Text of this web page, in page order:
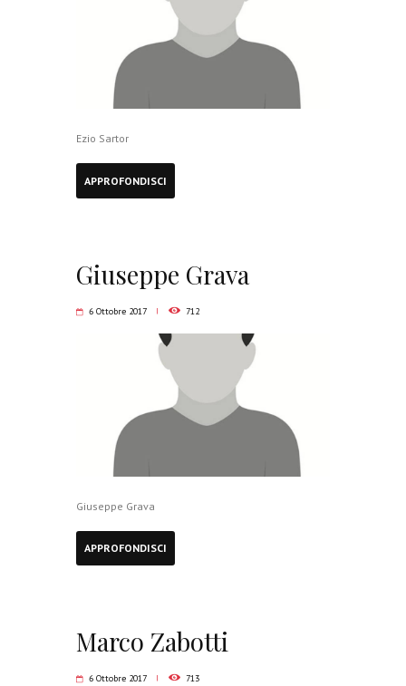
Ezio Sartor
APPROFONDISCI
Giuseppe Grava
6 Ottobre 2017 712
Giuseppe Grava
APPROFONDISCI
Marco Zabotti
6 Ottobre 2017 713